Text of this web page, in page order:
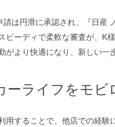
は円滑に承認され、『日産
ピーディで柔軟な審査が、K
がより快適になり、新しい一
ーライフをモビ
用することで、他店での経